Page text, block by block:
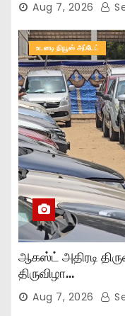
Aug 7, 2026
உடனடி நியூஸ் அப்டேட்
ஆகஸ்ட் அதிரடி
திருவிழா…
Aug 7, 2026